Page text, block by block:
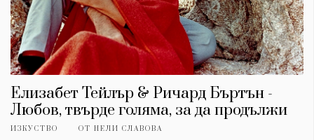
Елизабет Тейлър & Ричард Бъртън -
Любов, твърде голяма, за да продължи
ИЗКУСТВО ОТ НЕЛИ СЛАВОВА